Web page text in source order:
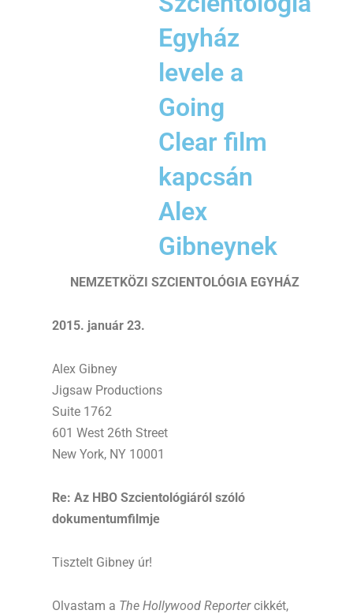
Egyház
levele a
Going
Clear film
kapcsán
Alex
Gibneynek
NEMZETKÖZI SZCIENTOLÓGIA EGYHÁZ
2015. január 23.
Alex Gibney
Jigsaw Productions
Suite 1762
601 West 26th Street
New York, NY 10001
Re: Az HBO Szcientológiáról szóló
dokumentumfilmje
Tisztelt Gibney úr!
Olvastam a The Hollywood Reportercikkét,